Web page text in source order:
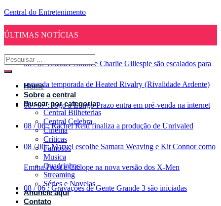
Central do Entretenimento
ÚLTIMAS NOTÍCIAS
08 / 07 : Justice Smith e Charlie Gillespie são escalados para
segunda temporada de Heated Rivalry (Rivalidade Ardente)
08 / 07 : Jogo a Longo Prazo entra em pré-venda na internet
08 / 06 : Rachel Reid finaliza a produção de Unrivaled
08 / 06 : Marvel escolhe Samara Weaving e Kit Connor como
Emma Frost e Ciclope na nova versão dos X-Men
08 / 06 : Gravações de Gente Grande 3 são iniciadas
Home
Sobre a central
Buscar por categoria
Central Bilheterias
Central Celebra
Cinema
Críticas
Famosos
Musica
Quadrinhos
Streaming
Séries e Novelas
Anuncie aqui
Contato